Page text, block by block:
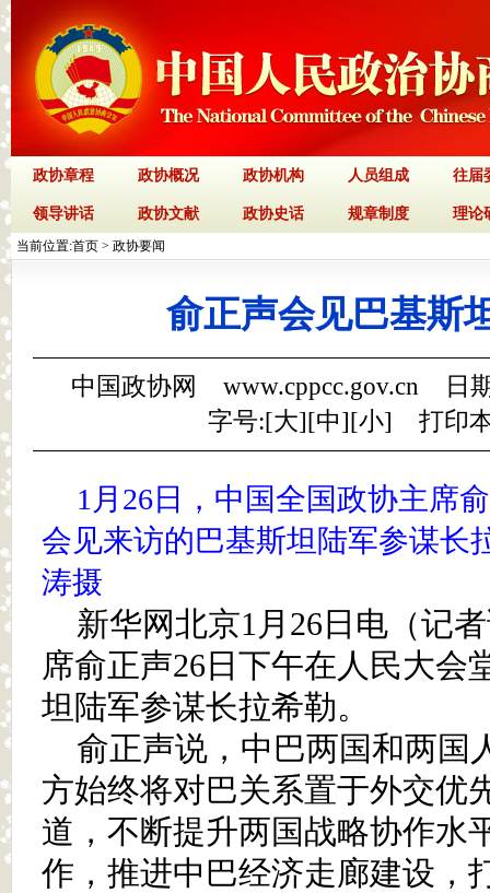
政协章程 政协概况 政协机构 人员组成 往届
领导讲话 政协文献 政协史话 规章制度 理论
当前位置:首页 > 政协要闻
俞正声会见巴基斯
中国政协网 www.cppcc.gov.cn 日
字号:[大][中][小] 打印
1月26日，中国全国政协主席
会见来访的巴基斯坦陆军参谋长
涛摄
新华网北京1月26日电（记
席俞正声26日下午在人民大会
坦陆军参谋长拉希勒。
俞正声说，中巴两国和两国
方始终将对巴关系置于外交优
道，不断提升两国战略协作水
作，推进中巴经济走廊建设，